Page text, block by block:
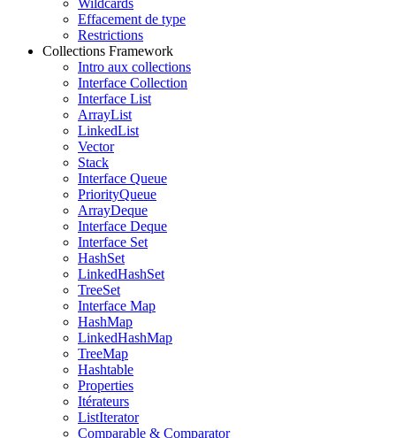
Wildcards
Effacement de type
Restrictions
Collections Framework
Intro aux collections
Interface Collection
Interface List
ArrayList
LinkedList
Vector
Stack
Interface Queue
PriorityQueue
ArrayDeque
Interface Deque
Interface Set
HashSet
LinkedHashSet
TreeSet
Interface Map
HashMap
LinkedHashMap
TreeMap
Hashtable
Properties
Itérateurs
ListIterator
Comparable & Comparator